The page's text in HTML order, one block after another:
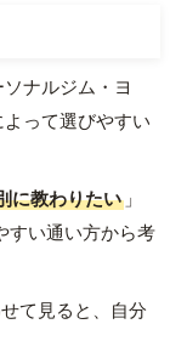
ナルジム・ヨ
って選びやすい
に教わりたい 」
すい通い方から考
て見ると、自分